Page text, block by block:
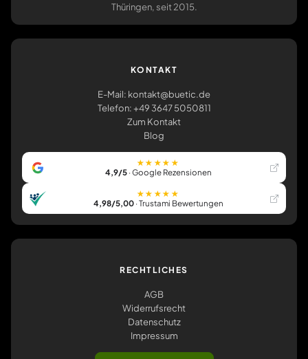
Thüringen, seit 2015.
KONTAKT
E-Mail: kontakt@buetic.de
Telefon: +49 3647 5050811
Zum Kontakt
Blog
★★★★★
4,9/5· Google Rezensionen
★★★★★
4,98/5,00· Trustami Bewertungen
RECHTLICHES
AGB
Widerrufsrecht
Datenschutz
Impressum